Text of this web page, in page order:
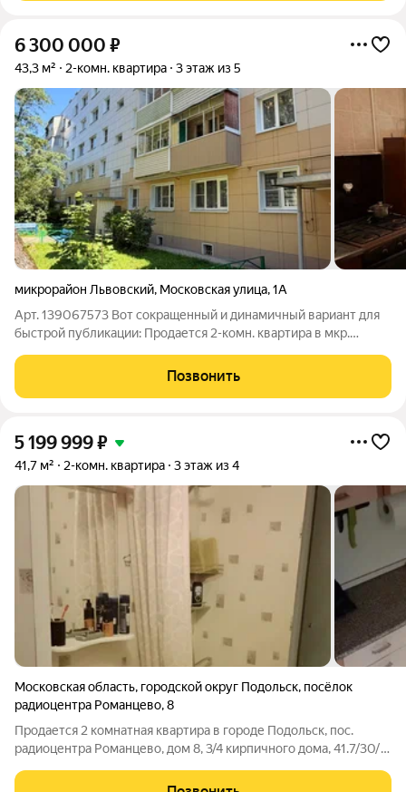
6 300 000 ₽
43,3 м² 2-комн. квартира 3 этаж из 5
микрорайон Львовский, Московская улица,1А
Арт. 139067573 Вот сокращенный и динамичный вариант для
быстрой публикации: Продается 2-комн. квартира в мкр.
инфраструктурой. Рядом школы, сады, магазины, поликлиника
и стадион. До ст.
Позвонить
5 199 999₽
41,7 м² 2-комн. квартира 3 этаж из 4
Московская область, городской округ Подольск, посёлок
радиоцентра Романцево,8
Продается 2 комнатная квартира в городе Подольск, пос.
радиоцентра Романцево, дом 8, 3/4 кирпичного дома, 41.7/30/6,
совмещённый санузел, балкон застеклён. Хороший район с